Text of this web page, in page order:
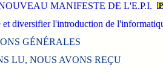
MANIFESTE DE L'E.P.I.
et diversifier l'introduction de
GÉNÉRALES
LU, NOUS AVONS REÇU